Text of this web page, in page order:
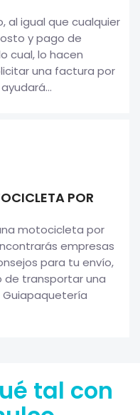
al igual que cualquier
y pago de
cual, lo hacen
una factura por
POR
motocicleta por
empresas
para tu envío,
de transportar una
tal con